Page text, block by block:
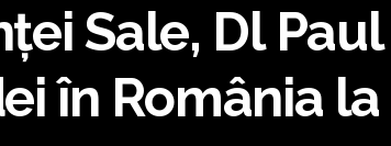
Sale, Dl
în România